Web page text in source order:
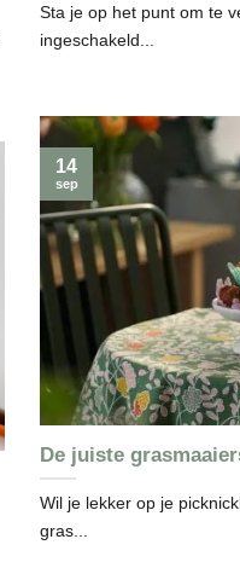
Sta je op het punt om te
ingeschakeld...
De juiste
Wil je lekker op je
gras...
14
sep